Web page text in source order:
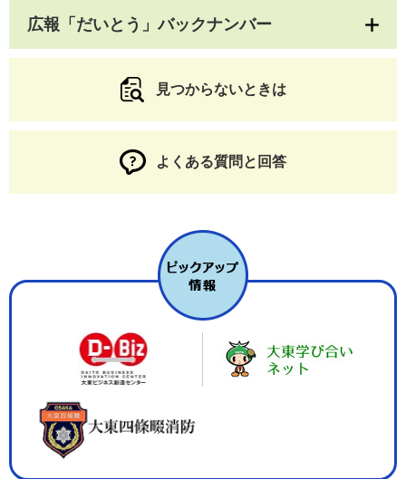
広報「だいとう」バックナンバー
見つからないときは
よくある質問と回答